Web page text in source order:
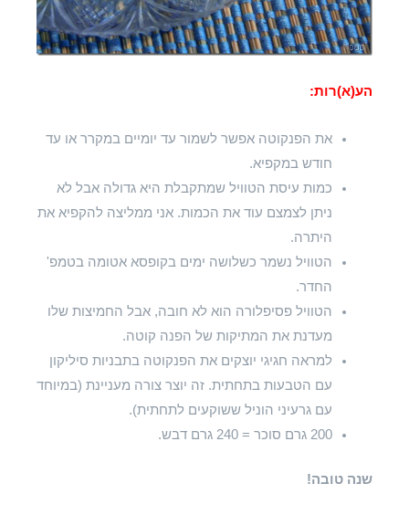
הע(א)רות:
את הפנקוטה אפשר לשמור עד יומיים במקרר או עד
חודש במקפיא.
כמות עיסת הטוויל שמתקבלת היא גדולה אבל לא
ניתן לצמצם עוד את הכמות. אני ממליצה להקפיא את
היתרה.
הטוויל נשמר כשלושה ימים בקופסא אטומה בטמפ'
החדר.
הטוויל פסיפלורה הוא לא חובה, אבל החמיצות שלו
מעדנת את המתיקות של הפנה קוטה.
למראה חגיגי יוצקים את הפנקוטה בתבניות סיליקון
עם הטבעות בתחתית. זה יוצר צורה מעניינת (במיוחד
עם גרעיני הוניל ששוקעים לתחתית).
200 גרם סוכר = 240 גרם דבש.
שנה טובה!